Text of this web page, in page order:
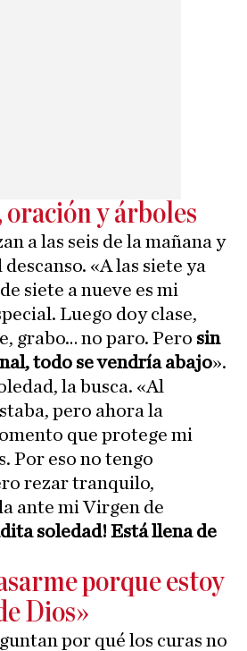
y árboles
a las seis de la mañana y
«A las siete ya
siete a nueve es mi
Luego doy clase,
grabo… no paro. Pero sin
todo se vendría abajo».
la busca. «Al
pero ahora la
que protege mi
Por eso no tengo
rezar tranquilo,
ante mi Virgen de
soledad! Está llena de
porque estoy
Dios»
por qué los curas no